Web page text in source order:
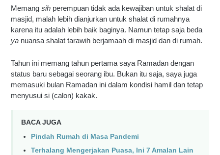
Memang sih perempuan tidak ada kewajiban untuk shalat di
masjid, malah lebih dianjurkan untuk shalat di rumahnya
ya nuansa shalat tarawih berjamaah di masjid dan di rumah.
Tahun ini memang tahun pertama saya Ramadan dengan
status baru sebagai seorang ibu. Bukan itu saja, saya juga
memasuki bulan Ramadan ini dalam kondisi hamil dan tetap
menyusui si (calon) kakak.
BACA JUGA
Pindah Rumah di Masa Pandemi
Terhalang Mengerjakan Puasa, Ini 7 Amalan Lain